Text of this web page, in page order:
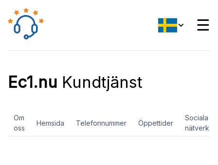
☰
Ec1.nu Kundtjänst
Om
oss
Hemsida Telefonnummer Öppettider
Sociala
nätverk